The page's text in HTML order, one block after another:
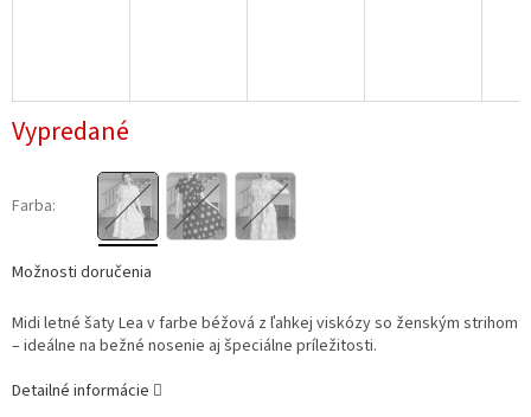
Vypredané
Farba:
Možnosti doručenia
Midi letné šaty Lea v farbe béžová z ľahkej viskózy so ženským strihom
– ideálne na bežné nosenie aj špeciálne príležitosti.
Detailné informácie